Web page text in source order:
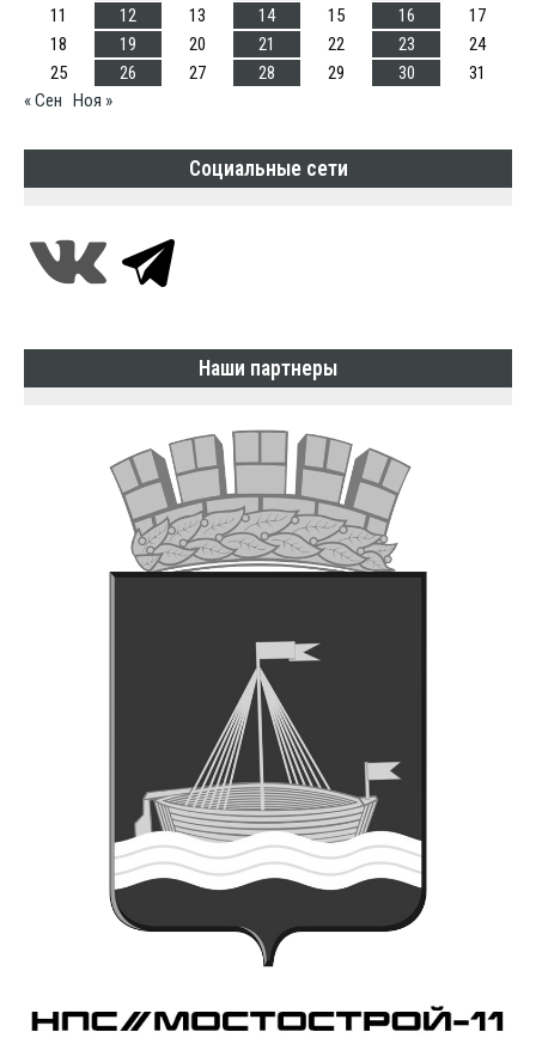
11
12 13 14 15 16
17
18
19 20 21 22 23
24
25
26 27 28 29 30
31
« Сен Ноя »
Социальные сети
Наши партнеры